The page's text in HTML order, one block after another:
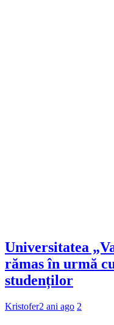
Universitatea
rămas în urmă
studenților
Kristofer2 ani ago 2